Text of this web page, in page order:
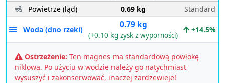
Powietrze (ląd)
0.69 kg Standard
Woda (dno rzeki) 0.79 kg
(+0.10 kg zysk z wyporności)
+14.5%
Ostrzeżenie: Ten magnes ma standardową powłokę
niklową. Po użyciu w wodzie należy go natychmiast
wysuszyć i zakonserwować, inaczej zardzewieje!